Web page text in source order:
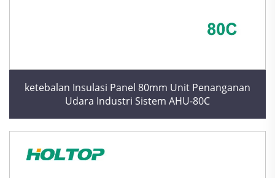
ketebalan Insulasi Panel 80mm Unit Penanganan
Udara Industri Sistem AHU-80C